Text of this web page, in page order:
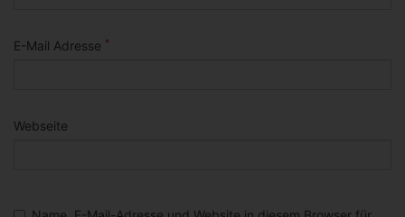
E-Mail Adresse *
Webseite